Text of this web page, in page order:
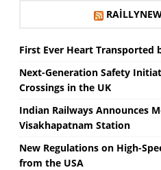
First Ever Heart Transported
Next-Generation Safety
Crossings in the UK
Indian Railways Announces
Visakhapatnam Station
New Regulations on High-
from the USA